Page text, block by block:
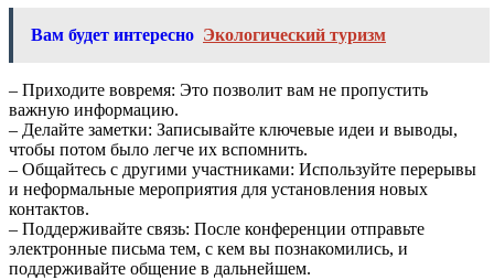
Вам будет интересно Экологический туризм
– Приходите вовремя: Это позволит вам не пропустить
важную информацию.
– Делайте заметки: Записывайте ключевые идеи и выводы,
чтобы потом было легче их вспомнить.
– Общайтесь с другими участниками: Используйте перерывы
и неформальные мероприятия для установления новых
контактов.
– Поддерживайте связь: После конференции отправьте
электронные письма тем, с кем вы познакомились, и
поддерживайте общение в дальнейшем.